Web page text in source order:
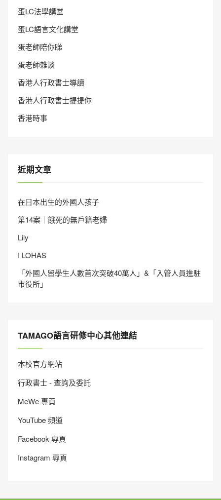
蛋LC法學講堂
蛋LC語言文化講堂
蛋老師陪你睇
蛋老師雜談
香港人行政書士導讀
香港人行政書士提提你
香港時事
近期文章
在日本出生的外國人孩子
第14案｜餓死的無戶籍老婦
Lily
I LOHAS
「外國人留學生人數首次突破40萬人」&「入管人員進駐
市役所」
TAMAGO語言研修中心其他連結
本校官方網站
行政書士 - 查詢及委託
MeWe 專頁
YouTube 頻道
Facebook 專頁
Instagram 專頁